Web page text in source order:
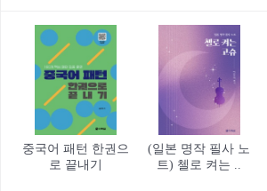
중국어 패턴 한권으
로 끝내기
(일본 명작 필사 노
트) 첼로 켜는 ..